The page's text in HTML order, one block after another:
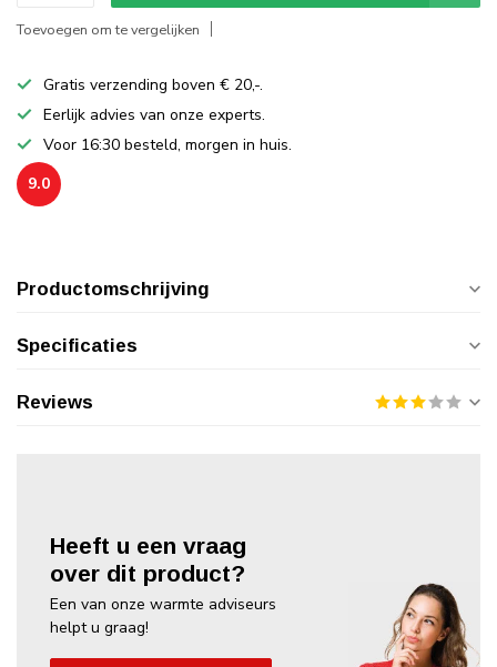
Toevoegen om te vergelijken
Gratis verzending boven € 20,-.
Eerlijk advies van onze experts.
Voor 16:30 besteld, morgen in huis.
9.0
Productomschrijving
Specificaties
Reviews
Heeft u een vraag
over dit product?
Een van onze warmte adviseurs
helpt u graag!